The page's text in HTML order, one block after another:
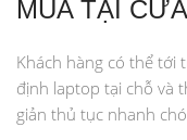
MUA TẠI
Khách hàng có thể tới
định laptop tại chỗ và
giản thủ tục nhanh